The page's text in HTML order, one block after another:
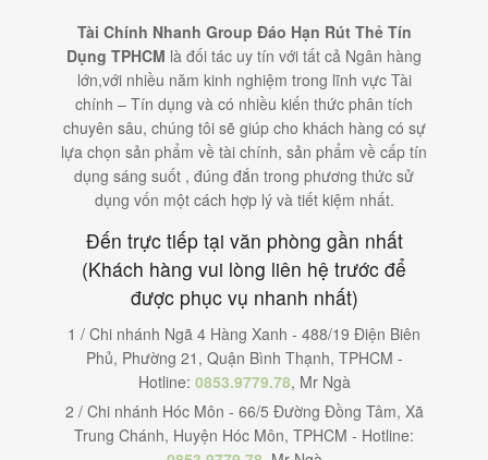
Tài Chính Nhanh Group Đáo Hạn Rút Thẻ Tín
Dụng TPHCM là đối tác uy tín với tất cả Ngân hàng
lớn,với nhiều năm kinh nghiệm trong lĩnh vực Tài
chính – Tín dụng và có nhiều kiến thức phân tích
chuyên sâu, chúng tôi sẽ giúp cho khách hàng có sự
lựa chọn sản phẩm về tài chính, sản phẩm về cấp tín
dụng sáng suốt , đúng đắn trong phương thức sử
dụng vốn một cách hợp lý và tiết kiệm nhất.
Đến trực tiếp tại văn phòng gần nhất
(Khách hàng vui lòng liên hệ trước để
được phục vụ nhanh nhất)
1 / Chi nhánh Ngã 4 Hàng Xanh - 488/19 Điện Biên
Phủ, Phường 21, Quận Bình Thạnh, TPHCM -
Hotline: 0853.9779.78, Mr Ngà
2 / Chi nhánh Hóc Môn - 66/5 Đường Đồng Tâm, Xã
Trung Chánh, Huyện Hóc Môn, TPHCM - Hotline: